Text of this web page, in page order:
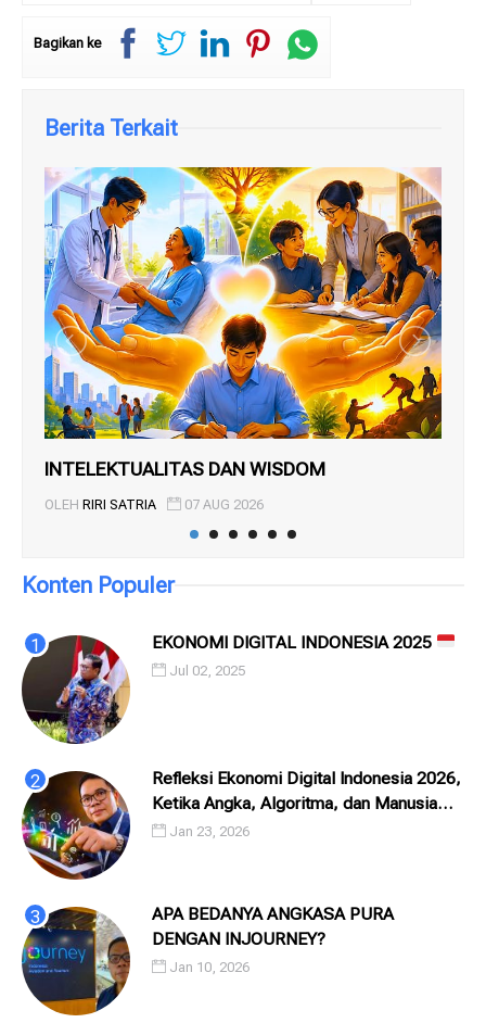
Bagikan ke
Berita Terkait
INTELEKTUALITAS DAN WISDOM
OLEH RIRI SATRIA 07 AUG 2026
Konten Populer
EKONOMI DIGITAL INDONESIA 2025
Jul 02, 2025
Refleksi Ekonomi Digital Indonesia 2026,
Ketika Angka, Algoritma, dan Manusia
Saling Menatap
Jan 23, 2026
APA BEDANYA ANGKASA PURA
DENGAN INJOURNEY?
Jan 10, 2026